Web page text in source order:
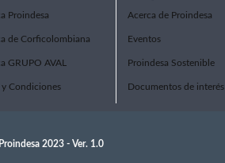
Proindesa
de Corficolombiana
GRUPO AVAL
y Condiciones
Acerca de Proindesa
Eventos
Proindesa Sostenible
Documentos de interés
2023 - Ver. 1.0